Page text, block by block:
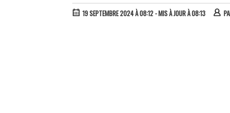
19 SEPTEMBRE 2024 À 08:12 - MIS À JOUR À 08:13